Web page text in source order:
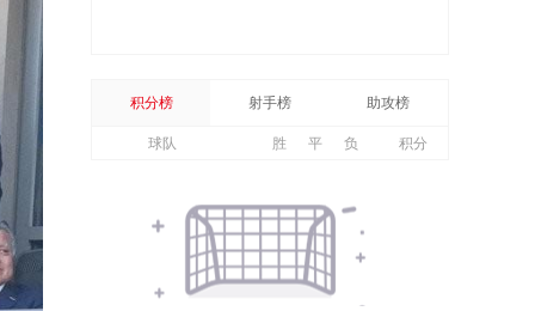
积分榜 射手榜 助攻榜
球队 胜 平 负 积分